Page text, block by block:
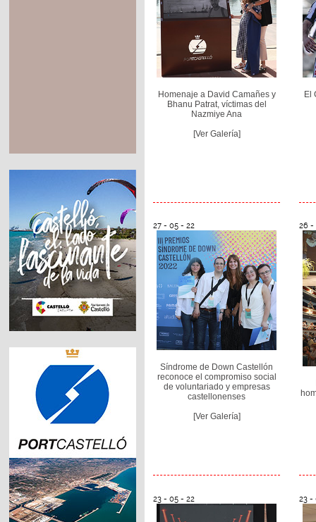
Homenaje a David Camañes y
Bhanu Patrat, víctimas del
Nazmiye Ana
[Ver Galería]
El
27 - 05 - 22
Síndrome de Down Castellón
reconoce el compromiso social
de voluntariado y empresas
castellonenses
[Ver Galería]
26 -
23 - 05 - 22 23 -